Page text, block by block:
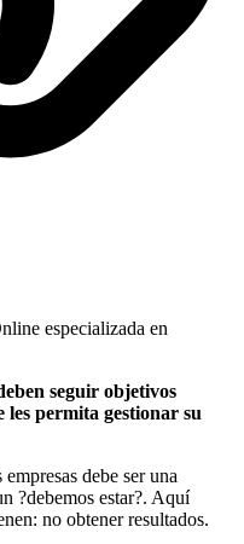
especializada en
seguir objetivos
les permita gestionar su
debe ser una
?debemos estar?. Aquí
no obtener resultados.